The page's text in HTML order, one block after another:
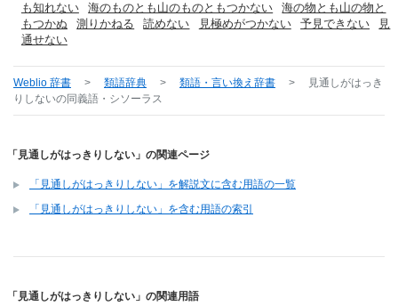
も知れない
海のものとも山のものともつかない
海の物とも山の物と
もつかぬ
測りかねる 読めない 見極めがつかない 予見できない
見
通せない
Weblio 辞書 > 類語辞典 > 類語・言い換え辞書 >
見通しがはっき
りしないの同義語・シソーラス
「見通しがはっきりしない」の関連ページ
「見通しがはっきりしない」を解説文に含む用語の一覧
「見通しがはっきりしない」を含む用語の索引
「見通しがはっきりしない」の関連用語